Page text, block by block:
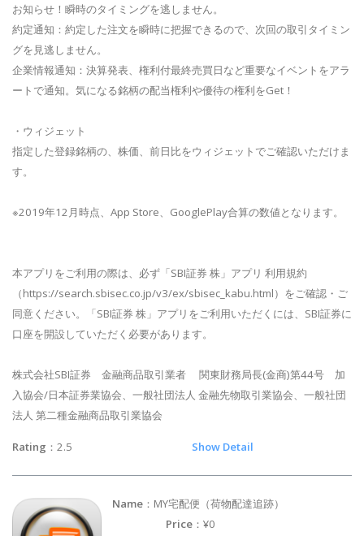
お知らせ！瞬時のタイミングを逃しません。
約定通知：約定した注文を瞬時に把握できるので、次回の取引タイミン
グを見逃しません。
企業情報通知：決算発表、権利付最終売買日など重要なイベントをアラ
ートで通知。気になる銘柄の配当権利や優待の権利をGet！
・ウィジェット
指定した登録銘柄の、株価、前日比をウィジェットでご確認いただけま
す。
※2019年12月時点、App Store、GooglePlay合算の数値となります。
本アプリをご利用の際は、必ず「SBI証券 株」アプリ 利用規約
（https://search.sbisec.co.jp/v3/ex/sbisec_kabu.html）をご確認・ご
同意ください。「SBI証券 株」アプリをご利用いただくには、SBI証券に
口座を開設していただく必要があります。
株式会社SBI証券 金融商品取引業者 関東財務局長(金商)第44号 加
入協会/日本証券業協会、一般社団法人 金融先物取引業協会、一般社団
法人 第二種金融商品取引業協会
Rating ：2.5 Show Detail
Name ：MY宅配便（荷物配達追跡）
Price ：¥0